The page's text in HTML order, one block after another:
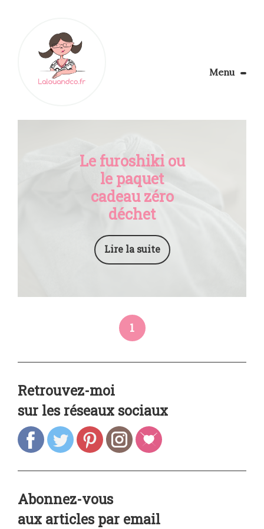
Menu
Personnalisez vos tissus
Le furoshiki ou
le paquet
cadeau zéro
déchet
Lire la suite
1
Retrouvez-moi
sur les réseaux sociaux
Abonnez-vous
aux articles par email